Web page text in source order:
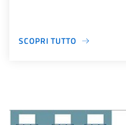
SCOPRI TUTTO